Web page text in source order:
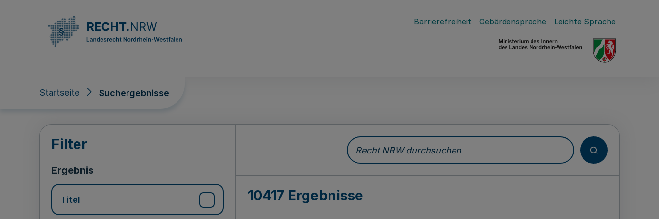
Barrierefreiheit Gebärdensprache Leichte Sprache
Startseite Suchergebnisse
Suchergebnisse
Filter
Ergebnis
Titel
Recht NRW durchsuchen
10417 Ergebnisse